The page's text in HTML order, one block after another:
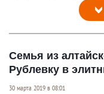
Семья из
Рублевку в
30 марта 2019 в 08:01